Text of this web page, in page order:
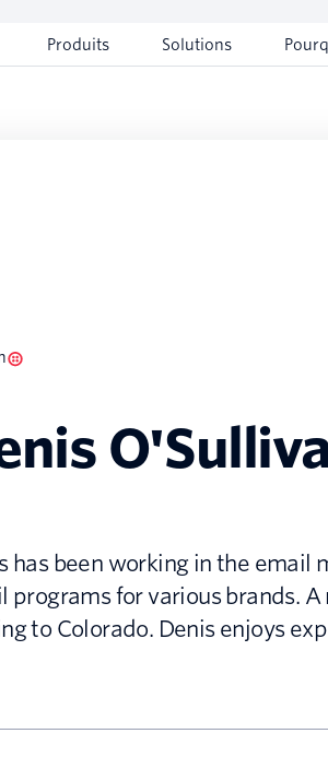
Produits Solutions
has been working in the email
programs for various brands.
to Colorado. Denis enjoys